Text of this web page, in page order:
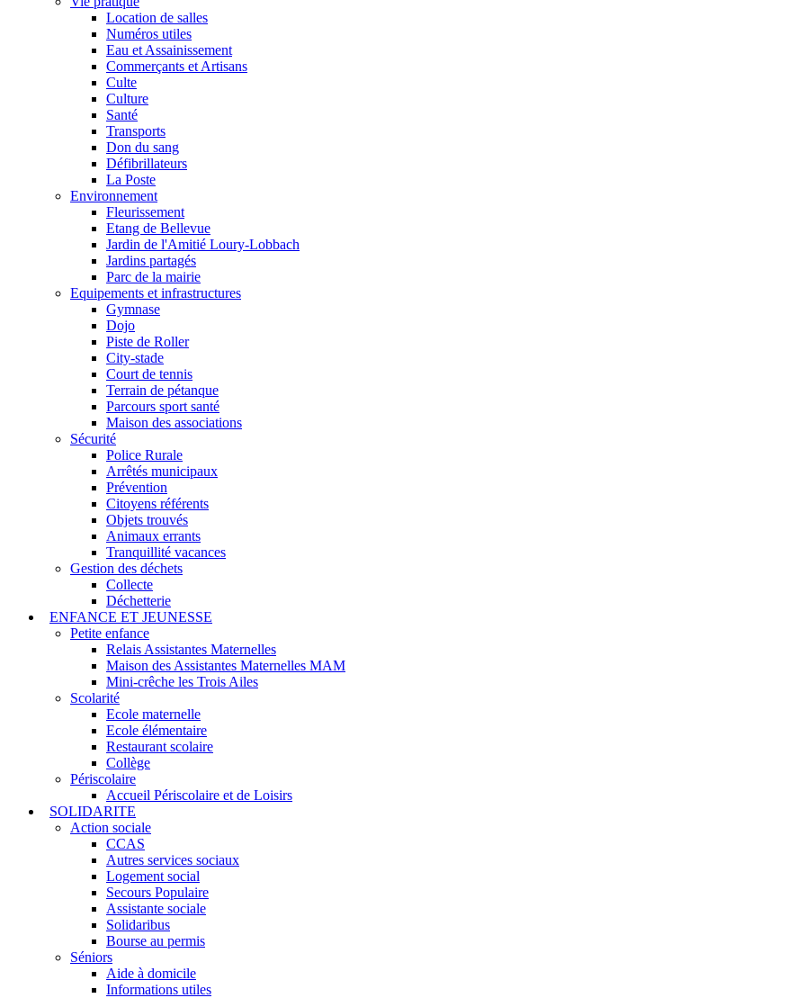
Location de salles
Numéros utiles
Eau et Assainissement
Commerçants et Artisans
Culte
Culture
Santé
Transports
Don du sang
Défibrillateurs
La Poste
Environnement
Fleurissement
Etang de Bellevue
Jardin de l'Amitié Loury-Lobbach
Jardins partagés
Parc de la mairie
Equipements et infrastructures
Gymnase
Dojo
Piste de Roller
City-stade
Court de tennis
Terrain de pétanque
Parcours sport santé
Maison des associations
Sécurité
Police Rurale
Arrêtés municipaux
Prévention
Citoyens référents
Objets trouvés
Animaux errants
Tranquillité vacances
Gestion des déchets
Collecte
Déchetterie
ENFANCE ET JEUNESSE
Petite enfance
Relais Assistantes Maternelles
Maison des Assistantes Maternelles MAM
Mini-crêche les Trois Ailes
Scolarité
Ecole maternelle
Ecole élémentaire
Restaurant scolaire
Collège
Périscolaire
Accueil Périscolaire et de Loisirs
SOLIDARITE
Action sociale
CCAS
Autres services sociaux
Logement social
Secours Populaire
Assistante sociale
Solidaribus
Bourse au permis
Séniors
Aide à domicile
Informations utiles